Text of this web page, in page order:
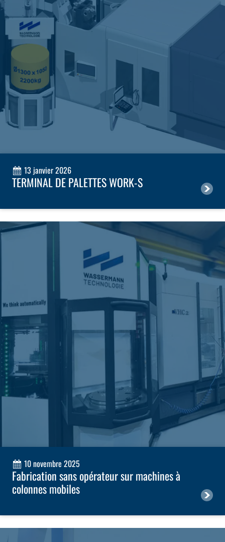
13 janvier 2026
TERMINAL DE PALETTES WORK-S
10 novembre 2025
Fabrication sans opérateur sur machines à
colonnes mobiles